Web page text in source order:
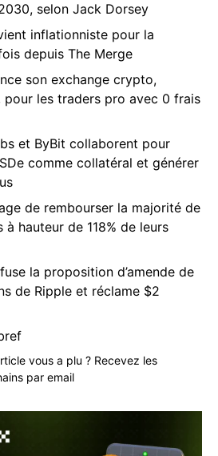
selon Jack Dorsey
inflationniste pour la
depuis The Merge
son exchange crypto,
pour les traders pro avec 0 frais
et ByBit collaborent pour
comme collatéral et générer
de rembourser la majorité de
à hauteur de 118% de leurs
la proposition d’amende de
de Ripple et réclame $2
vous a plu ? Recevez les
par email